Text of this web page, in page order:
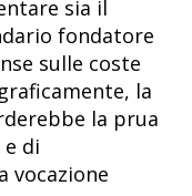
sia il
fondatore
sulle coste
la
la prua
e di
vocazione